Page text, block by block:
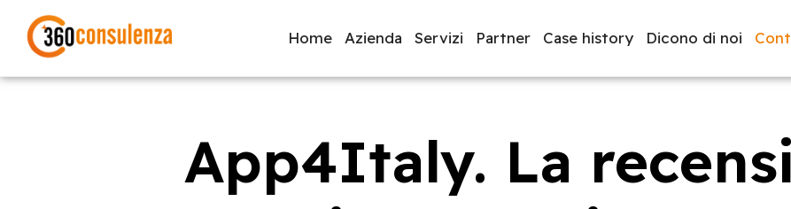
Home Azienda Servizi Partner Case history Dicono di noi
NIS2 Bandi ISO 27001 Sviluppo software BeeProd
App4Italy. La